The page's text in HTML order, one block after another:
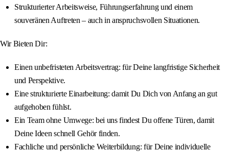
Strukturierter Arbeitsweise, Führungserfahrung und einem
souveränen Auftreten – auch in anspruchsvollen Situationen.
Wir Bieten Dir:
Einen unbefristeten Arbeitsvertrag: für Deine langfristige Sicherheit
und Perspektive.
Eine strukturierte Einarbeitung: damit Du Dich von Anfang an gut
aufgehoben fühlst.
Ein Team ohne Umwege: bei uns findest Du offene Türen, damit
Deine Ideen schnell Gehör finden.
Fachliche und persönliche Weiterbildung: für Deine individuelle